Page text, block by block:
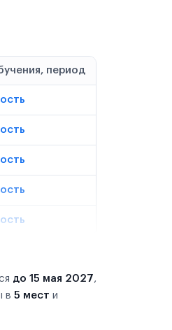
период
до 15 мая 2027,
в 5 мест и